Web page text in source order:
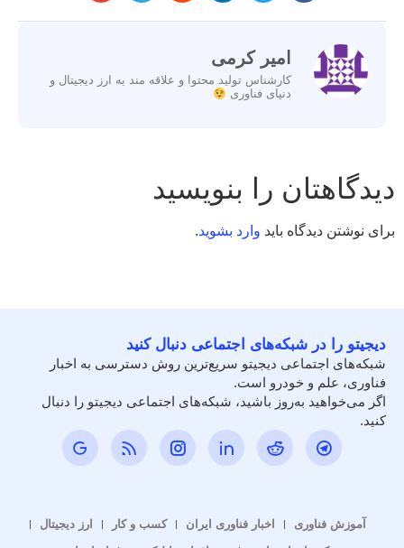
امیر کرمی
کارشناس تولید محتوا و علاقه مند به ارز دیجیتال و
دنیای فناوری
دیدگاهتان را بنویسید
برای نوشتن دیدگاه باید وارد بشوید.
دیجیتو را در شبکه‌های اجتماعی دنبال کنید
شبکه‌های اجتماعی دیجیتو سریع‌ترین روش دسترسی به اخبار
فناوری، علم و خودرو است.
اگر می‌خواهید به‌روز باشید، شبکه‌های اجتماعی دیجیتو را دنبال
کنید.
آموزش فناوری اخبار فناوری ایران کسب و کار
ارز دیجیتال